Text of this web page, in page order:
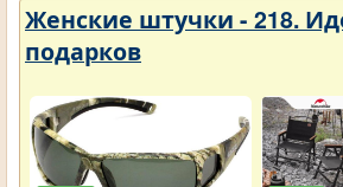
Женские штучки - 218.
подарков